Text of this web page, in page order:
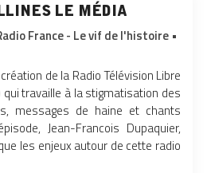
le média
France - Le vif de l'histoire •
de la Radio Télévision Libre
qui travaille à la stigmatisation des
messages de haine et chants
Jean-Francois Dupaquier,
les enjeux autour de cette radio